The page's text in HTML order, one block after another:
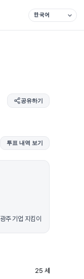
공유하기
투표 내역 보기
주 기업 지킴이
25 세